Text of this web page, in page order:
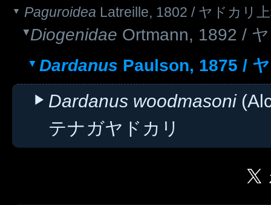
Paguroidea Latreille, 1802 / ヤドカリ
Diogenidae Ortmann, 1892 /
Dardanus Paulson, 1875 /
Dardanus woodmasoni
テナガヤドカリ